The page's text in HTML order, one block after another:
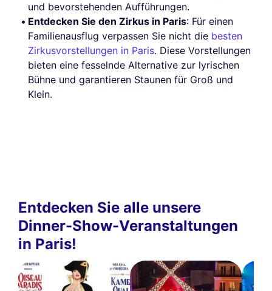
und bevorstehenden Aufführungen.
Entdecken Sie den Zirkus in Paris: Für einen
Familienausflug verpassen Sie nicht die besten
Zirkusvorstellungen in Paris. Diese Vorstellungen
bieten eine fesselnde Alternative zur lyrischen
Bühne und garantieren Staunen für Groß und
Klein.
Entdecken Sie alle unsere
Dinner-Show-Veranstaltungen
in Paris!